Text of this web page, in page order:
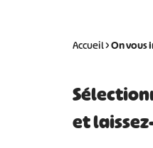
Accueil>On vous
et